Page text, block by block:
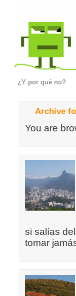
¿Y por qué no?
Archive
You are
si salías
tomar